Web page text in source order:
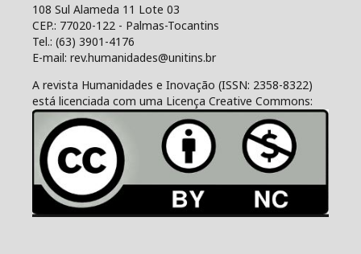
108 Sul Alameda 11 Lote 03
CEP.: 77020-122 - Palmas-Tocantins
Tel.: (63) 3901-4176
E-mail: rev.humanidades@unitins.br
A revista Humanidades e Inovação (ISSN: 2358-8322)
está licenciada com uma Licença Creative Commons: